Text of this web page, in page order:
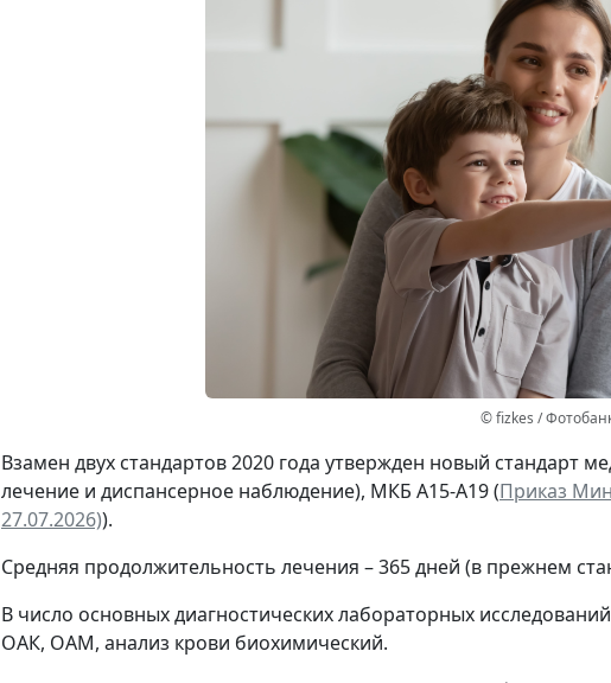
© fizkes /
Взамен двух стандартов 2020 года утвержден новый стандарт
лечение и диспансерное наблюдение), МКБ А15-А19 (Приказ
27.07.2026)).
Средняя продолжительность лечения – 365 дней (в прежнем
В число основных диагностических лабораторных
ОАК, ОАМ, анализ крови биохимический.